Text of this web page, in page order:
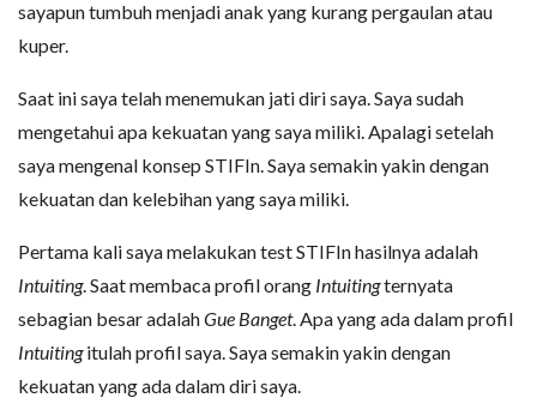
sayapun tumbuh menjadi anak yang kurang pergaulan atau
kuper.
Saat ini saya telah menemukan jati diri saya. Saya sudah
mengetahui apa kekuatan yang saya miliki. Apalagi setelah
saya mengenal konsep STIFIn. Saya semakin yakin dengan
kekuatan dan kelebihan yang saya miliki.
Pertama kali saya melakukan test STIFIn hasilnya adalah
Intuiting. Saat membaca profil orang Intuitingternyata
sebagian besar adalahGue Banget. Apa yang ada dalam profil
Intuitingitulah profil saya. Saya semakin yakin dengan
kekuatan yang ada dalam diri saya.